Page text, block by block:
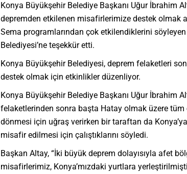
Konya Büyükşehir Belediye Başkanı Uğur İbrahim
depremden etkilenen misafirlerimize destek olmak
Sema programlarından çok etkilendiklerini
Belediyesi’ne teşekkür etti.
Konya Büyükşehir Belediyesi, deprem felaketleri
destek olmak için etkinlikler düzenliyor.
Konya Büyükşehir Belediye Başkanı Uğur İbrahim
felaketlerinden sonra başta Hatay olmak üzere
dönmesi için uğraş verirken bir taraftan da
misafir edilmesi için çalıştıklarını söyledi.
Başkan Altay, “İki büyük deprem dolayısıyla afet
misafirlerimiz, Konya’mızdaki yurtlara